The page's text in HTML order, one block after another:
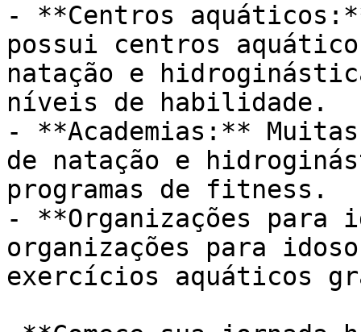
- **Centros
possui centros
natação e
níveis de habilidade.
- **Academias:**
de natação e
programas de fitness.
- **Organizações para
organizações para
exercícios aquáticos